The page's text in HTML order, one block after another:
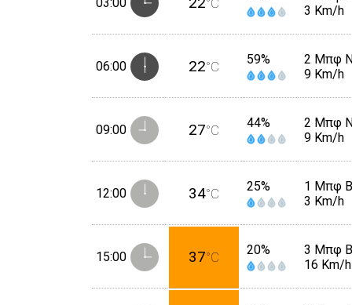
°C
3 Km/h
06:00 22°C 59%
2 Μπφ
9 Km/h
09:00 27°C 44%
2 Μπφ
9 Km/h
12:00 34°C 25%
1 Μπφ
3 Km/h
15:00 37°C 20%
3 Μπφ
16 Km/h